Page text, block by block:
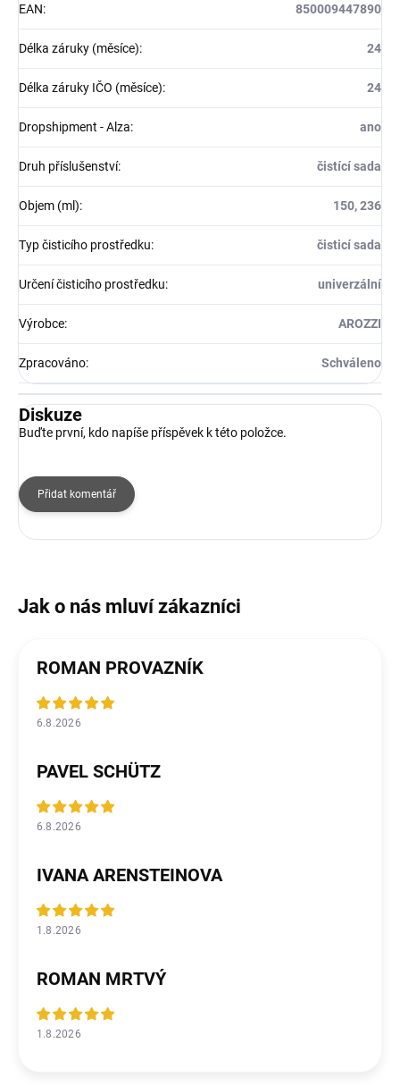
EAN: 850009447890
Délka záruky (měsíce): 24
Délka záruky IČO (měsíce): 24
Dropshipment - Alza: ano
Druh příslušenství: čistící sada
Objem (ml): 150, 236
Typ čisticího prostředku: čisticí sada
Určení čisticího prostředku: univerzální
Výrobce: AROZZI
Zpracováno: Schváleno
Diskuze
Buďte první, kdo napíše příspěvek k této položce.
Přidat komentář
ROMAN PROVAZNÍK
6.8.2026
PAVEL SCHÜTZ
6.8.2026
IVANA ARENSTEINOVA
1.8.2026
ROMAN MRTVÝ
1.8.2026